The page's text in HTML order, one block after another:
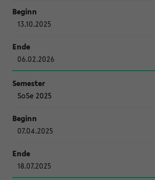
13.10.2025
06.02.2026
SoSe 2025
07.04.2025
18.07.2025